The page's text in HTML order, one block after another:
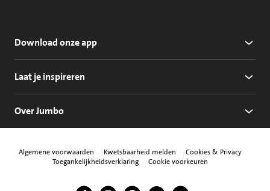
Download onze app
Laat je inspireren
Over Jumbo
Algemene voorwaarden Kwetsbaarheid melden
Cookies & Privacy
Toegankelijkheidsverklaring
Cookie voorkeuren